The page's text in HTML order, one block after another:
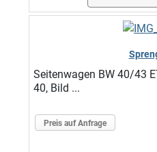
Seitenwagen BW 40/43
40, Bild ...
Preis auf Anfrage